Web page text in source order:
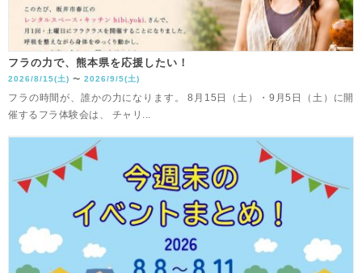
フラの力で、熊本県を応援したい！
2026/8/15(土) 〜 2026/9/5(土)
フラの時間が、誰かの力になります。 8月15日（土）・9月5日（土）に開
催するフラ体験会は、 チャリ...